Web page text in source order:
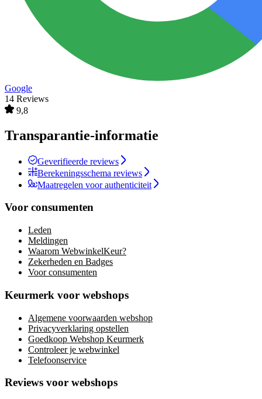
Google
14 Reviews
9,8
Transparantie-informatie
Geverifieerde reviews
Berekeningsschema reviews
Maatregelen voor authenticiteit
Voor consumenten
Leden
Meldingen
Waarom WebwinkelKeur?
Zekerheden en Badges
Voor consumenten
Keurmerk voor webshops
Algemene voorwaarden webshop
Privacyverklaring opstellen
Goedkoop Webshop Keurmerk
Controleer je webwinkel
Telefoonservice
Reviews voor webshops